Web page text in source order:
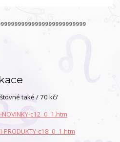
také / 70 kč/
c12_0_1.htm
c18_0_1.htm